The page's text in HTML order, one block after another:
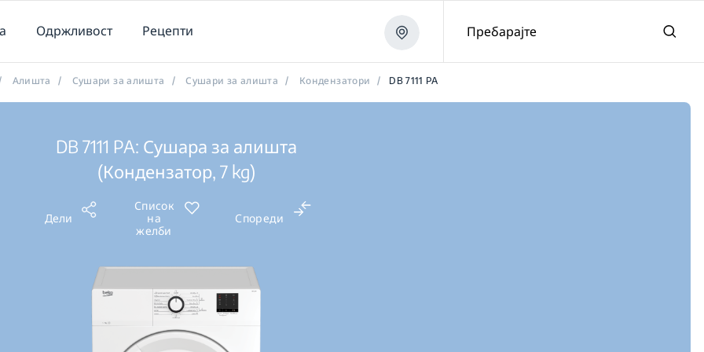
Одржливост Рецепти Пребарајте
Алишта / Сушари за алишта / Сушари за алишта / Кондензатори / DB 7111 PA
DB 7111 PA: Сушара за алишта
(Кондензатор, 7 kg)
Дели
Список
на
желби
Спореди